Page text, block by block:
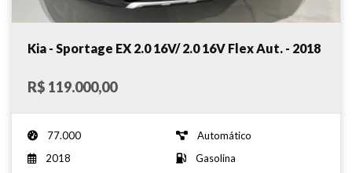
Kia - Sportage EX 2.0 16V/ 2.0 16V Flex Aut. - 2018
R$ 119.000,00
77.000
Automático
2018
Gasolina